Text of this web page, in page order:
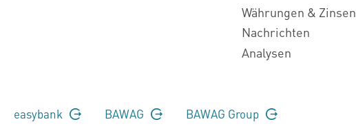
Währungen & Zinsen
Nachrichten
Analysen
easybank BAWAG BAWAG Group